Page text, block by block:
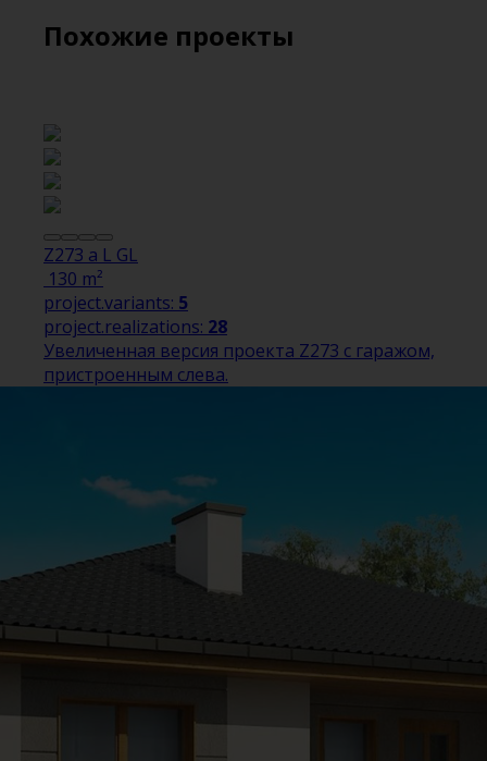
Похожие проекты
Z273 a L GL
130 m²
project.variants: 5
project.realizations: 28
Увеличенная версия проекта Z273 с гаражом,
пристроенным слева.